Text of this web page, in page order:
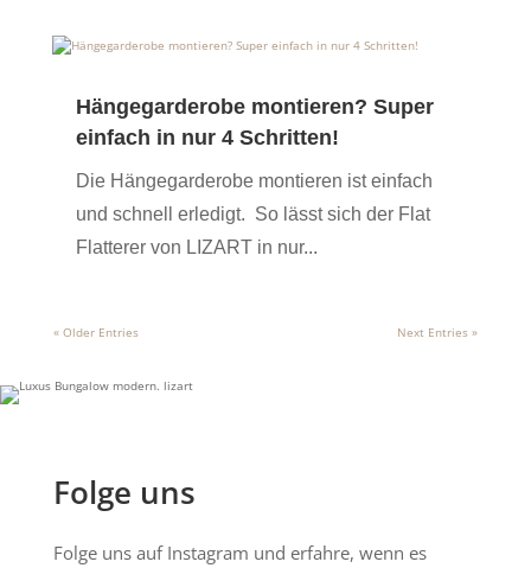
Hängegarderobe montieren? Super
einfach in nur 4 Schritten!
Die Hängegarderobe montieren ist einfach
und schnell erledigt. So lässt sich der Flat
Flatterer von LIZART in nur...
« Older Entries Next Entries »
Folge uns
Folge uns auf Instagram und erfahre, wenn es